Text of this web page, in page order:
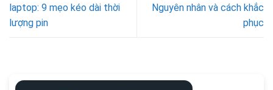
laptop: 9 mẹo kéo dài thời
lượng pin
Nguyên nhân và cách khắc
phục